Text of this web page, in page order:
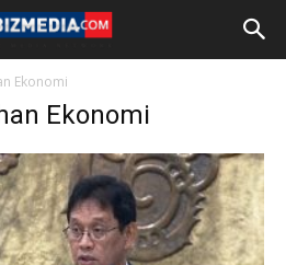
Ekonomi
Ekonomi